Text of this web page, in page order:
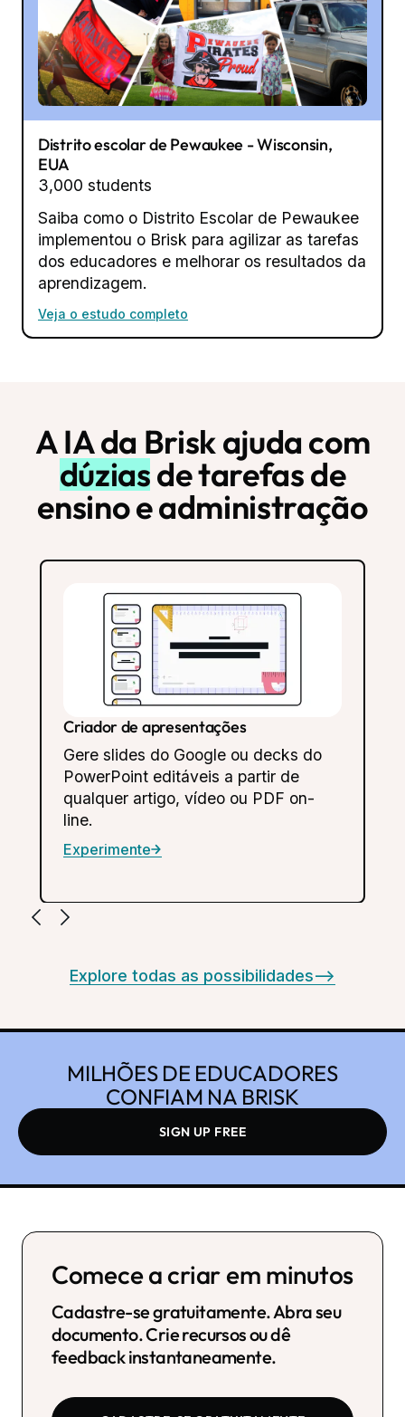
Distrito escolar de Pewaukee - Wisconsin,
EUA
3,000 students
Saiba como o Distrito Escolar de Pewaukee
implementou o Brisk para agilizar as tarefas
dos educadores e melhorar os resultados da
aprendizagem.
Veja o estudo completo
A IA da Brisk ajuda com
dúziasde tarefas de
ensino e administração
Criador de questionários
Crie facilmente questionários nos
Formulários e Documentos do
Google, completos com chaves de
resposta incorporadas, para avaliar a
compreensão dos alunos.
Explore todas as possibilidades-->
MILHÕES DE EDUCADORES
CONFIAM NA BRISK
SIGN UP FREE
Comece a criar em minutos
Cadastre-se gratuitamente. Abra seu
documento. Crie recursos ou dê
feedback instantaneamente.